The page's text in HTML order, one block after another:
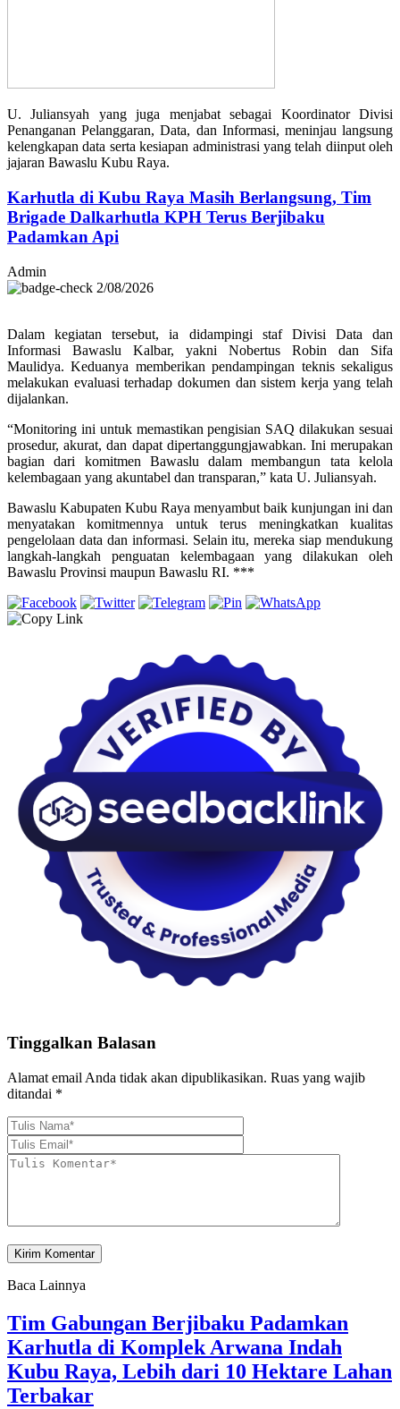
U. Juliansyah yang juga menjabat sebagai Koordinator Divisi
Penanganan Pelanggaran, Data, dan Informasi, meninjau langsung
kelengkapan data serta kesiapan administrasi yang telah diinput oleh
jajaran Bawaslu Kubu Raya.
Karhutla di Kubu Raya Masih Berlangsung, Tim
Brigade Dalkarhutla KPH Terus Berjibaku
Padamkan Api
Admin
2/08/2026
Dalam kegiatan tersebut, ia didampingi staf Divisi Data dan
Informasi Bawaslu Kalbar, yakni Nobertus Robin dan Sifa
Maulidya. Keduanya memberikan pendampingan teknis sekaligus
melakukan evaluasi terhadap dokumen dan sistem kerja yang telah
dijalankan.
“Monitoring ini untuk memastikan pengisian SAQ dilakukan sesuai
prosedur, akurat, dan dapat dipertanggungjawabkan. Ini merupakan
bagian dari komitmen Bawaslu dalam membangun tata kelola
kelembagaan yang akuntabel dan transparan,” kata U. Juliansyah.
Bawaslu Kabupaten Kubu Raya menyambut baik kunjungan ini dan
menyatakan komitmennya untuk terus meningkatkan kualitas
pengelolaan data dan informasi. Selain itu, mereka siap mendukung
langkah-langkah penguatan kelembagaan yang dilakukan oleh
Bawaslu Provinsi maupun Bawaslu RI. ***
Tinggalkan Balasan
Alamat email Anda tidak akan dipublikasikan. Ruas yang wajib
ditandai *
Baca Lainnya
Tim Gabungan Berjibaku Padamkan
Karhutla di Komplek Arwana Indah
Kubu Raya, Lebih dari 10 Hektare Lahan
Terbakar